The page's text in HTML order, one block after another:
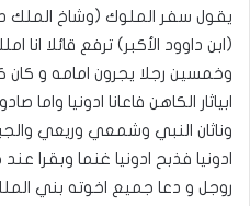
يقول سفر الملوك (وشاخ الملك
(ابن داوود الأكبر) ترفع قائلا
وخمسين رجلا يجرون امامه و
ابياثار الكاهن فاعانا ادونيا واما
وناثان النبي وشمعي وريعي
ادونيا فذبح ادونيا غنما وبقرا
روجل و دعا جميع اخوته بني